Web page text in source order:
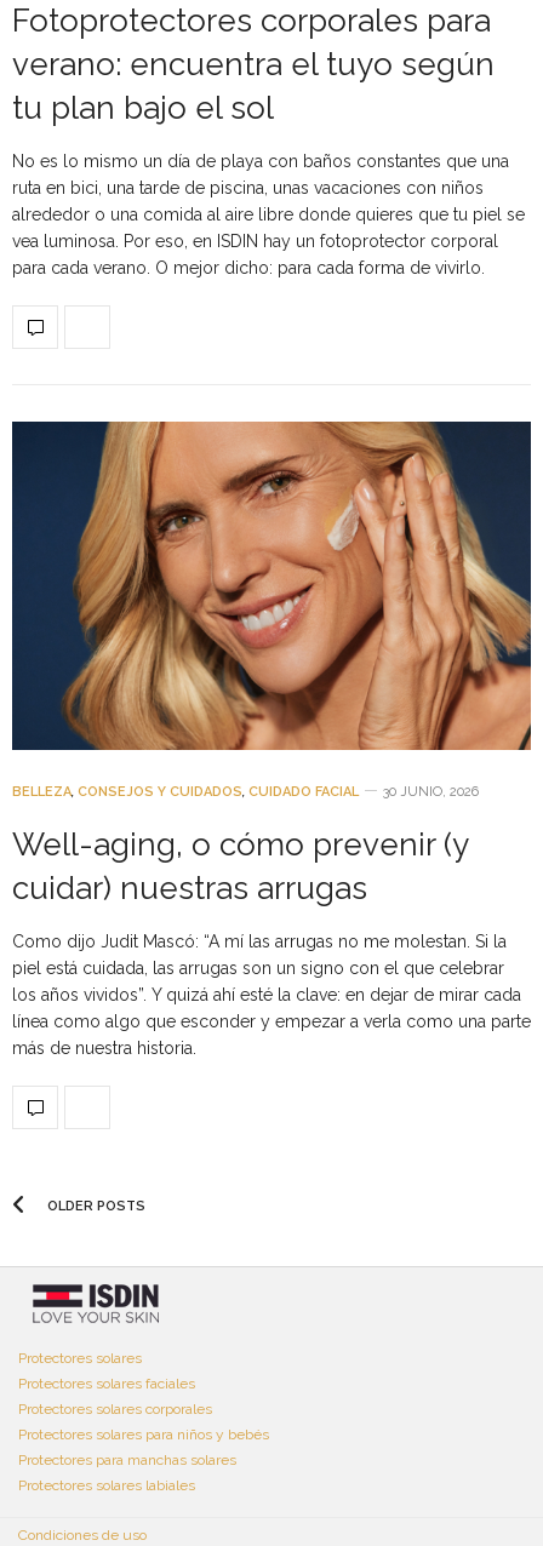
Fotoprotectores corporales para
verano: encuentra el tuyo según
tu plan bajo el sol
No es lo mismo un día de playa con baños constantes que una
ruta en bici, una tarde de piscina, unas vacaciones con niños
alrededor o una comida al aire libre donde quieres que tu piel se
vea luminosa. Por eso, en ISDIN hay un fotoprotector corporal
para cada verano. O mejor dicho: para cada forma de vivirlo.
BELLEZA, CONSEJOS Y CUIDADOS, CUIDADO FACIAL 30 JUNIO, 2026
Well-aging, o cómo prevenir (y
cuidar) nuestras arrugas
Como dijo Judit Mascó: “A mí las arrugas no me molestan. Si la
piel está cuidada, las arrugas son un signo con el que celebrar
los años vividos”. Y quizá ahí esté la clave: en dejar de mirar cada
línea como algo que esconder y empezar a verla como una parte
más de nuestra historia.
OLDER POSTS
Protectores solares
Protectores solares faciales
Protectores solares corporales
Protectores solares para niños y bebés
Protectores para manchas solares
Protectores solares labiales
Condiciones de uso